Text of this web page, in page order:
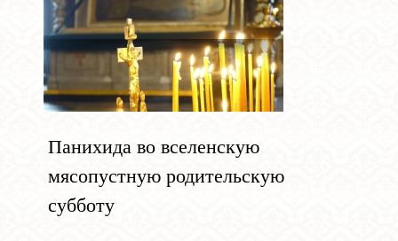
Панихида во вселенскую
мясопустную родительскую
субботу